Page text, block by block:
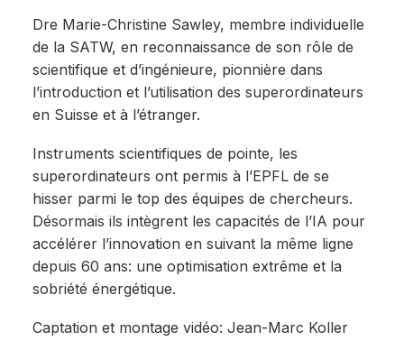
Dre Marie-Christine Sawley, membre individuelle
de la SATW, en reconnaissance de son rôle de
scientifique et d’ingénieure, pionnière dans
l’introduction et l’utilisation des superordinateurs
en Suisse et à l’étranger.
Instruments scientifiques de pointe, les
superordinateurs ont permis à l’EPFL de se
hisser parmi le top des équipes de chercheurs.
Désormais ils intègrent les capacités de l’IA pour
accélérer l’innovation en suivant la même ligne
depuis 60 ans: une optimisation extrême et la
sobriété énergétique.
Captation et montage vidéo: Jean-Marc Koller